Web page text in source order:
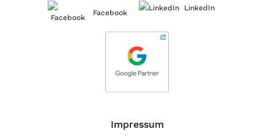
Facebook
LinkedIn
Impressum